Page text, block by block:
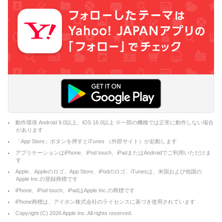
動作環境 Android 9.0以上、iOS 16.0以上 ※一部の機種では正常に動作しない場合
があります
「App Store」ボタンを押すとiTunes （外部サイト）が起動します
アプリケーションはiPhone、iPod touch、iPadまたはAndroidでご利用いただけま
す
Apple、Appleのロゴ、App Store、iPodのロゴ、iTunesは、米国および他国の
Apple Inc.の登録商標です
iPhone、iPod touch、iPadはApple Inc.の商標です
iPhone商標は、アイホン株式会社のライセンスに基づき使用されています
Copyright (C) 2026Apple Inc. All rights reserved.